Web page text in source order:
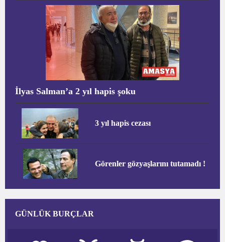
İlyas Salman’a 2 yıl hapis şoku
3 yıl hapis cezası
Görenler gözyaşlarını tutamadı !
GÜNLÜK BURÇLAR